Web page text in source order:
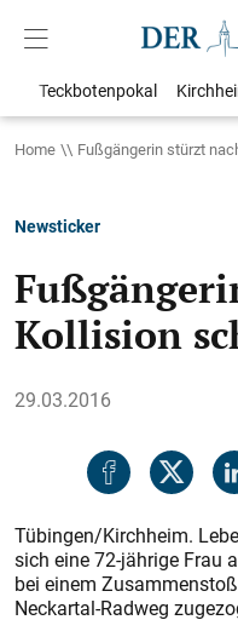
Teckbotenpokal
Home Fußgängerin stürzt
Newsticker
Kollision
29.03.2016
Tübingen/Kirchheim.
sich eine 72-jährige Frau
bei einem
Neckartal-Radweg